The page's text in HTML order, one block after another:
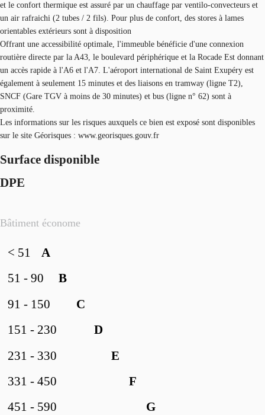
et le confort thermique est assuré par un chauffage par ventilo-convecteurs et
un air rafraichi (2 tubes / 2 fils). Pour plus de confort, des stores à lames
orientables extérieurs sont à disposition
Offrant une accessibilité optimale, l'immeuble bénéficie d'une connexion
routière directe par la A43, le boulevard périphérique et la Rocade Est donnant
un accès rapide à l'A6 et l'A7. L'aéroport international de Saint Exupéry est
également à seulement 15 minutes et des liaisons en tramway (ligne T2),
SNCF (Gare TGV à moins de 30 minutes) et bus (ligne n° 62) sont à
proximité.
Les informations sur les risques auxquels ce bien est exposé sont disponibles
sur le site Géorisques : www.georisques.gouv.fr
Surface disponible
DPE
Bâtiment économe
A
< 51
B
51 - 90
C
91 - 150
D
151 - 230
E
231 - 330
F
331 - 450
G
451 - 590